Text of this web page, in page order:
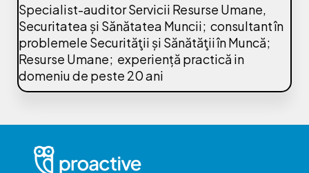
Specialist-auditor Sеrvicii Resurse Umane,
Securitatea și Sănătatea Muncii; consultant în
problemele Securităţii și Sănătăţii în Muncă;
Resurse Umane; experiență practică in
domeniu de peste 20 ani